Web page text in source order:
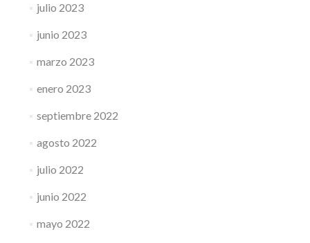
julio 2023
junio 2023
marzo 2023
enero 2023
septiembre 2022
agosto 2022
julio 2022
junio 2022
mayo 2022